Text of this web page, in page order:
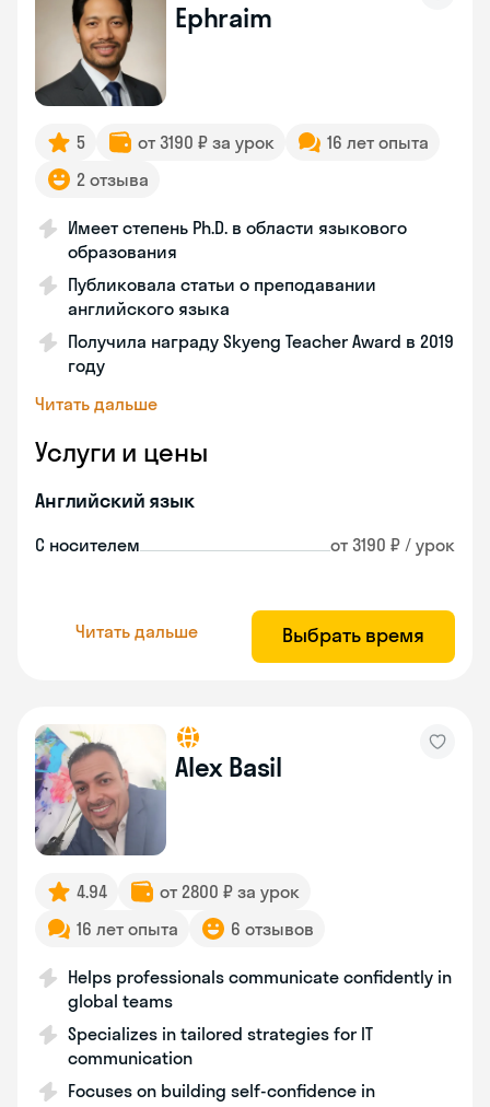
Ephraim
5 от 3190 ₽ за урок
16 лет опыта
2 отзыва
Имеет степень Ph.D. в области языкового
образования
Публиковала статьи о преподавании
английского языка
Получила награду Skyeng Teacher Award в 2019
году
Читать дальше
Услуги и цены
Английский язык
С носителем от 3190 ₽ / урок
Читать дальше Выбрать время
Alex Basil
4.94
от 2800 ₽ за урок
16 лет опыта
6 отзывов
Helps professionals communicate confidently in
global teams
Specializes in tailored strategies for IT
communication
Focuses on building self-confidence in